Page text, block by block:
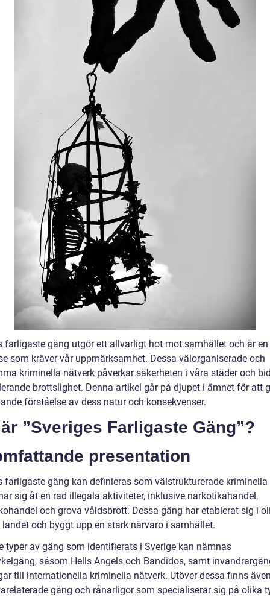
farligaste gäng utgör ett allvarligt hot mot samhället och är en
som kräver vår uppmärksamhet. Dessa välorganiserade och
kriminella nätverk påverkar säkerheten i våra städer och
brottslighet. Denna artikel går på djupet i ämnet för att
förståelse av dess natur och konsekvenser.
”Sveriges Farligaste Gäng”?
presentation
farligaste gäng kan definieras som välstrukturerade kriminella
sig åt en rad illegala aktiviteter, inklusive narkotikahandel,
och grova våldsbrott. Dessa gäng har etablerat sig i
landet och byggt upp en stark närvaro i samhället.
typer av gäng som identifierats i Sverige kan nämnas
såsom Hells Angels och Bandidos, samt
till internationella kriminella nätverk. Utöver dessa finns
gäng och rånarligor som specialiserar sig på olika